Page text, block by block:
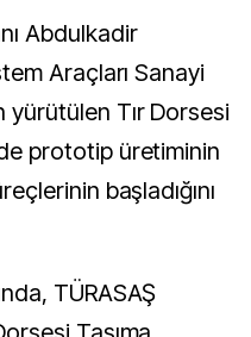
Araçları Sanayi
yürütülen Tır Dorsesi
prototip üretiminin
başladığını
TÜRASAŞ